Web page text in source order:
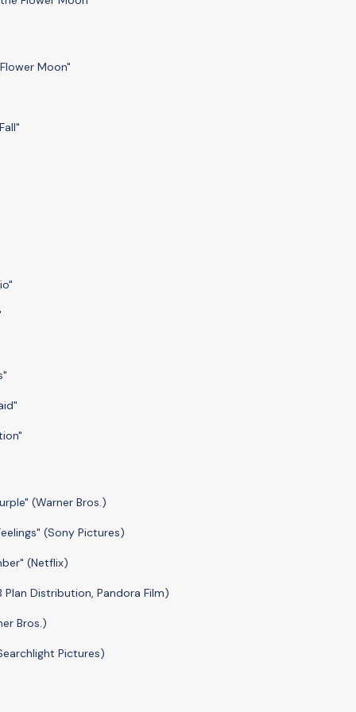
Moon"
(Warner Bros.)
(Sony Pictures)
(Netflix)
Plan Distribution, Pandora Film)
Bros.)
Pictures)